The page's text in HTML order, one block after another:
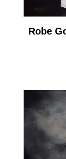
Robe